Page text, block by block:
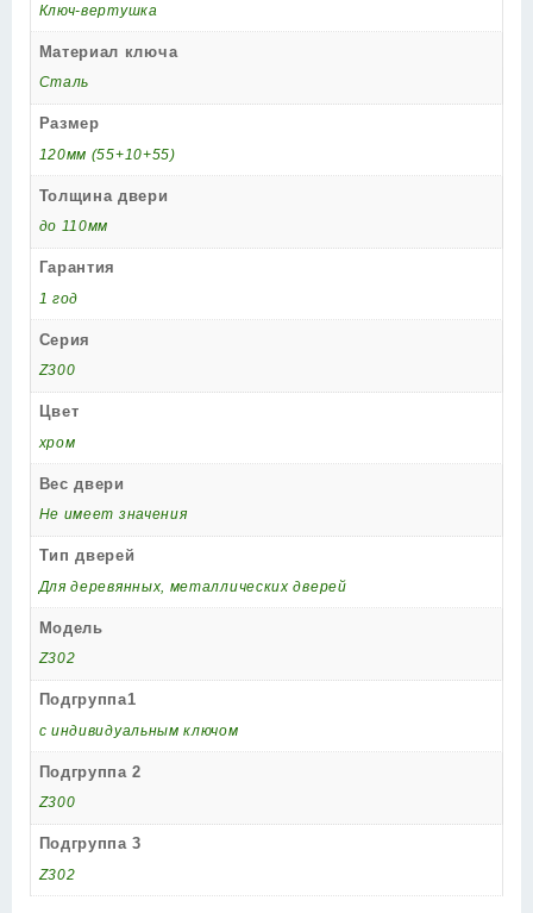
Ключ-вертушка
Материал ключа
Сталь
Размер
120мм (55+10+55)
Толщина двери
до 110мм
Гарантия
1 год
Серия
Z300
Цвет
хром
Вес двери
Не имеет значения
Тип дверей
Для деревянных, металлических дверей
Модель
Z302
Подгруппа1
с индивидуальным ключом
Подгруппа 2
Z300
Подгруппа 3
Z302